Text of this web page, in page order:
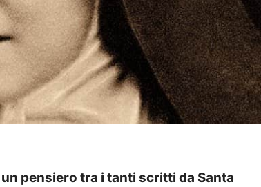
pensiero tra i tanti scritti da Santa